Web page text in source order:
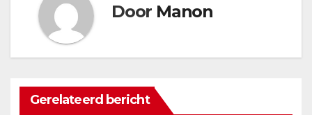
Door Manon
Gerelateerd bericht